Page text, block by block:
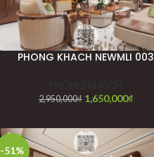
PHONG KHACH NEWMLI 003
2,950,000₫ 1,650,000₫
-51%